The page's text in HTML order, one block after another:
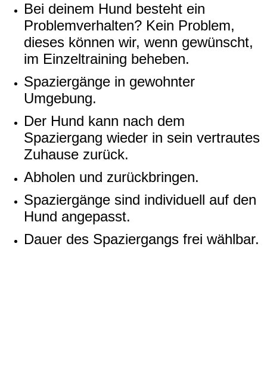
Bei deinem Hund besteht ein
Problemverhalten? Kein Problem,
dieses können wir, wenn gewünscht,
im Einzeltraining beheben.
Spaziergänge in gewohnter
Umgebung.
Der Hund kann nach dem
Spaziergang wieder in sein vertrautes
Zuhause zurück.
Abholen und zurückbringen.
Spaziergänge sind individuell auf den
Hund angepasst.
Dauer des Spaziergangs frei wählbar.